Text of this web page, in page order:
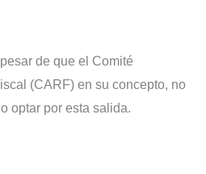
de que el Comité
(CARF) en su concepto, no
optar por esta salida.